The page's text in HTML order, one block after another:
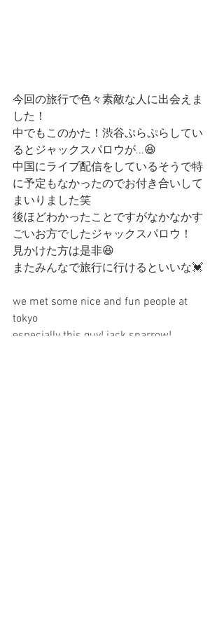
今回の旅行で色々素敵な人に出会えま
した！
中でもこのかた！渋谷ぷらぷらしてい
るとジャックスパロウが...😆
中国にライブ配信をしているそうで特
に予定もなかったのでお付き合いして
まいりました笑
後ほどわかったことですがなかなかす
ごいお方でしたジャックスパロウ！
見かけた方は是非😆
またみんなで旅行に行けるといいな💓
we met some nice and fun people at
tokyo
especially this guy! jack sparrow!